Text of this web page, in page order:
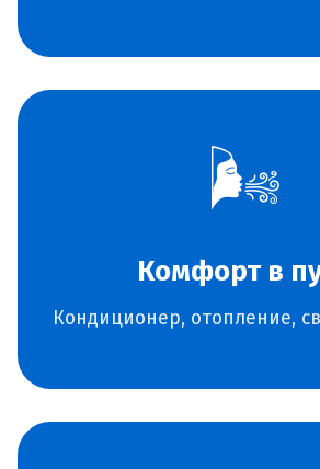
🌬️
Комфорт в
Кондиционер, отопление,